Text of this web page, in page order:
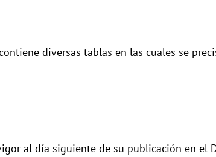
diversas tablas en las cuales se
al día siguiente de su publicación en el